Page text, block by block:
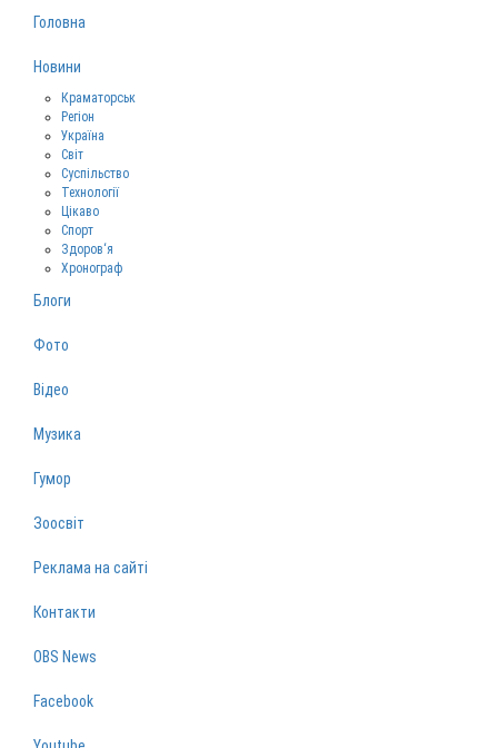
Головна
Новини
Краматорськ
Регіон
Україна
Світ
Суспільство
Технології
Цікаво
Спорт
Здоров‘я
Хронограф
Блоги
Фото
Відео
Музика
Гумор
Зоосвіт
Реклама на сайті
Контакти
OBS News
Facebook